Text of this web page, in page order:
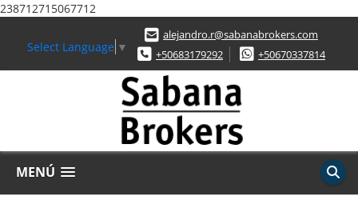
238712715067712
Select Language ▼
alejandro.r@sabanabrokers.com
+50683179292
+50670337814
MENÚ